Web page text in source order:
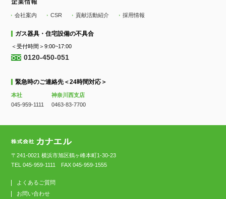
会社案内 CSR 貢献活動紹介 採用情報
ガス器具・住宅設備の不具合
＜受付時間＞9:00~17:00
0120-450-051
緊急時のご連絡先＜24時間対応＞
本社
045-959-1111
神奈川西支店
0463-83-7700
〒241-0021 横浜市旭区鶴ヶ峰本町1-30-23
TEL045-959-1111 FAX 045-959-1555
よくあるご質問
お問い合わせ